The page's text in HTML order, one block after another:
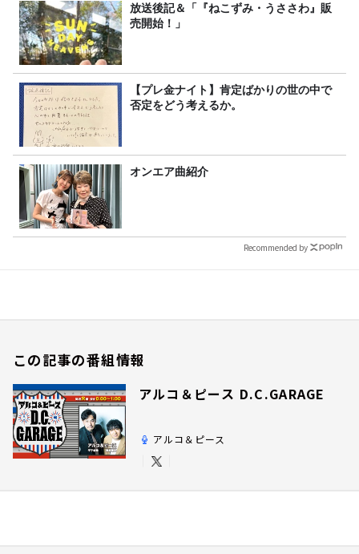
放送後記＆「『ねこずみ・うささわ』販
売開始！」
【プレ金ナイト】肯定ばかりの世の中で
否定をどう考えるか。
オンエア曲紹介
Recommended by
この記事の番組情報
アルコ＆ピース D.C.GARAGE
アルコ＆ピース